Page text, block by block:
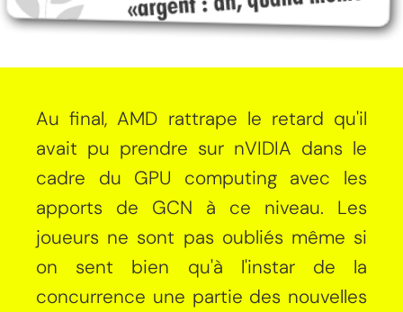
Au final, AMD rattrape le retard qu'il
avait pu prendre sur nVIDIA dans le
cadre du GPU computing avec les
apports de GCN à ce niveau. Les
joueurs ne sont pas oubliés même si
on sent bien qu'à l'instar de la
concurrence une partie des nouvelles